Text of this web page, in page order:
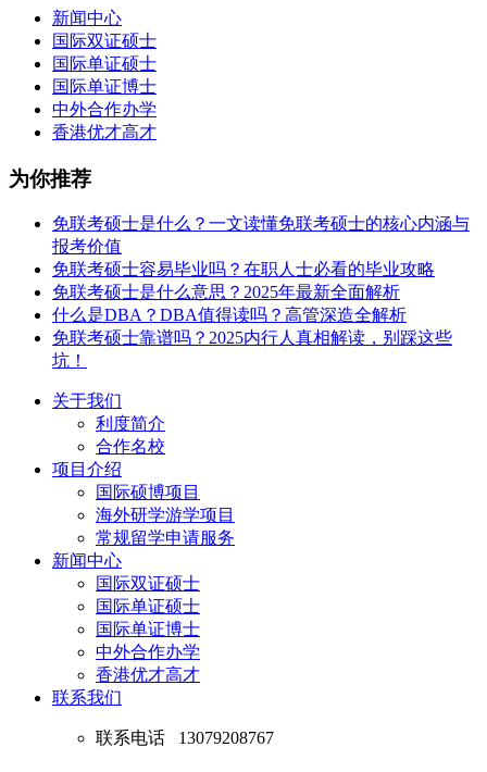
新闻中心
国际双证硕士
国际单证硕士
国际单证博士
中外合作办学
香港优才高才
为你推荐
免联考硕士是什么？一文读懂免联考硕士的核心内涵与
报考价值
免联考硕士容易毕业吗？在职人士必看的毕业攻略
免联考硕士是什么意思？2025年最新全面解析
什么是DBA？DBA值得读吗？高管深造全解析
免联考硕士靠谱吗？2025内行人真相解读，别踩这些
坑！
关于我们
利度简介
合作名校
项目介绍
国际硕博项目
海外研学游学项目
常规留学申请服务
新闻中心
国际双证硕士
国际单证硕士
国际单证博士
中外合作办学
香港优才高才
联系我们
联系电话 13079208767